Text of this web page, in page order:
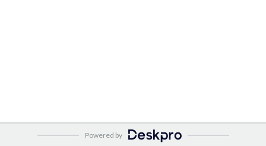
Powered by